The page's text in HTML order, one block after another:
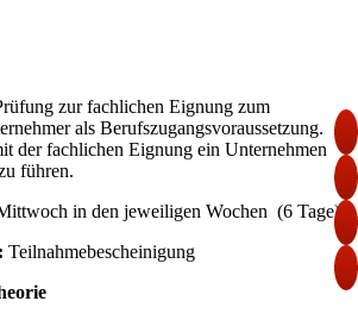
zur fachlichen Eignung zum
als Berufszugangsvoraussetzung.
der fachlichen Eignung ein Unternehmen
führen.
in den jeweiligen Wochen (6 Tage)
Teilnahmebescheinigung